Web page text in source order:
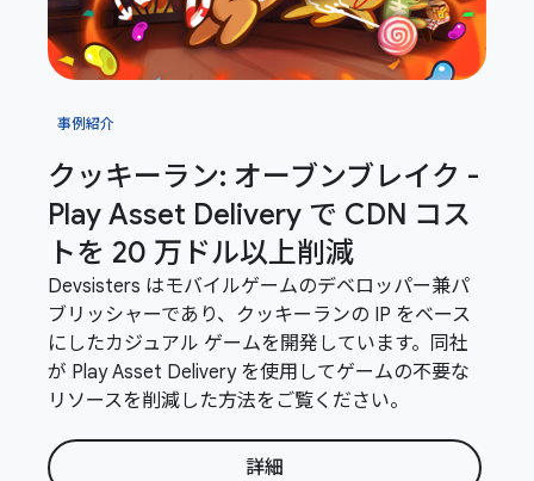
事例紹介
クッキーラン: オーブンブレイク -
Play Asset Delivery で CDN コス
トを 20 万ドル以上削減
Devsisters はモバイルゲームのデベロッパー兼パ
ブリッシャーであり、クッキーランの IP をベース
にしたカジュアル ゲームを開発しています。同社
が Play Asset Delivery を使用してゲームの不要な
リソースを削減した方法をご覧ください。
詳細